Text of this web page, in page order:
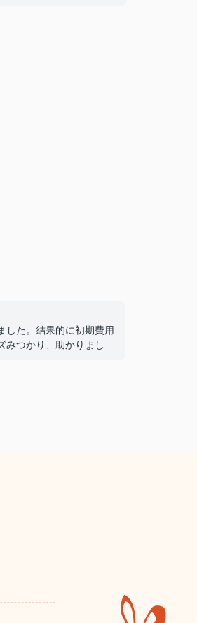
した。結果的に初期費用
みつかり、助かりまし